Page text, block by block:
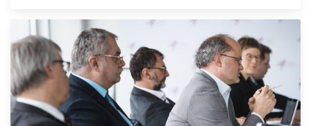
Wissenstransfer